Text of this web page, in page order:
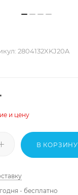
2804132XKJ20A
и цену
В КОРЗИНУ
- бесплатно